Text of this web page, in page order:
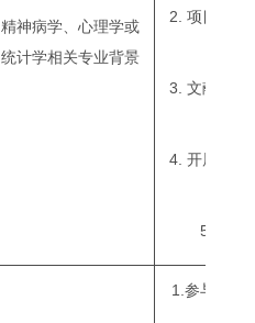
精神病学、心理学或
统计学相关专业背景
2. 项目整体
3. 文献资料
4. 开展课题
5. 课题
1.参与项目